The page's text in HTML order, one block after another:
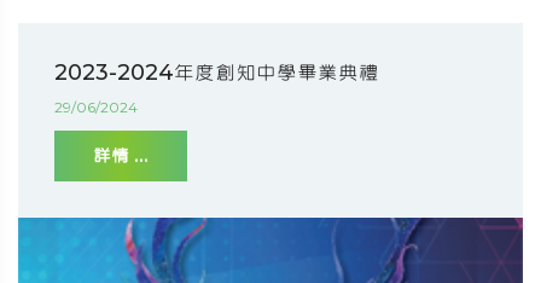
2023-2024年度創知中學畢業典禮
29/06/2024
詳情 ...